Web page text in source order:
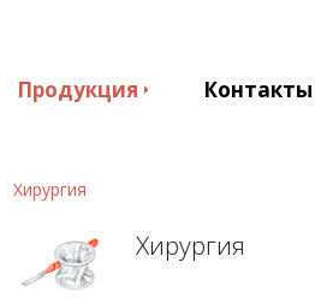
Продукция Контакты
Хирургия
Хирургия